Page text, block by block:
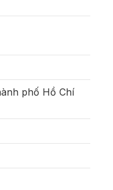
phố Hồ Chí